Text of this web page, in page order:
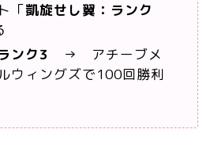
「凱旋せし翼：ランク
ンク3
→ アチーブメ
ウィングズで100回勝利